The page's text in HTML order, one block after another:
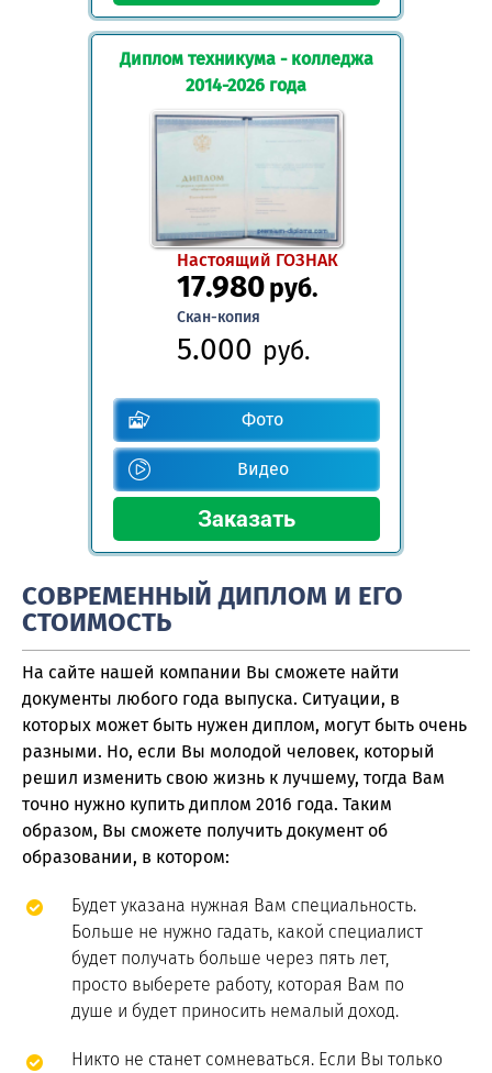
Диплом техникума - колледжа
2014-2026 года
Настоящий ГОЗНАК
17.980руб.
Скан-копия
5.000 руб.
Фото
Видео
СОВРЕМЕННЫЙ ДИПЛОМ И ЕГО
СТОИМОСТЬ
На сайте нашей компании Вы сможете найти
документы любого года выпуска. Ситуации, в
которых может быть нужен диплом, могут быть очень
разными. Но, если Вы молодой человек, который
решил изменить свою жизнь к лучшему, тогда Вам
точно нужно купить диплом 2016 года. Таким
образом, Вы сможете получить документ об
образовании, в котором:
Будет указана нужная Вам специальность.
Больше не нужно гадать, какой специалист
будет получать больше через пять лет,
просто выберете работу, которая Вам по
душе и будет приносить немалый доход.
Никто не станет сомневаться. Если Вы только